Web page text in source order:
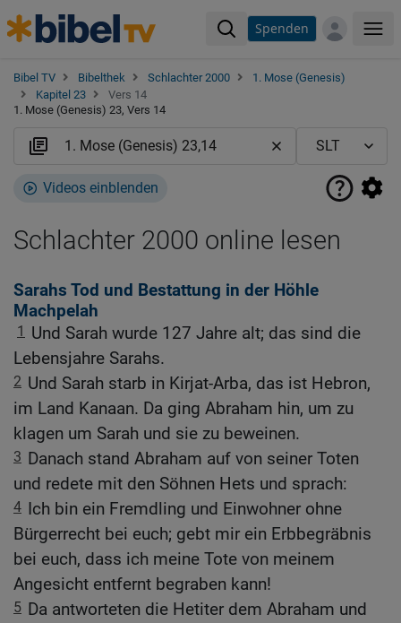
Spenden
Bibel TV Bibelthek Schlachter 2000
1. Mose (Genesis)
Kapitel 23
Vers 14
1. Mose (Genesis) 23, Vers 14
Videos einblenden
Schlachter 2000 online lesen
Sarahs Tod und Bestattung in der Höhle
Machpelah
1
Und Sarah wurde 127 Jahre alt; das sind die
Lebensjahre Sarahs.
2 Und Sarah starb in Kirjat-Arba, das ist Hebron,
im Land Kanaan. Da ging Abraham hin, um zu
klagen um Sarah und sie zu beweinen.
3 Danach stand Abraham auf von seiner Toten
und redete mit den Söhnen Hets und sprach:
4 Ich bin ein Fremdling und Einwohner ohne
Bürgerrecht bei euch; gebt mir ein Erbbegräbnis
bei euch, dass ich meine Tote von meinem
Angesicht entfernt begraben kann!
5 Da antworteten die Hetiter dem Abraham und